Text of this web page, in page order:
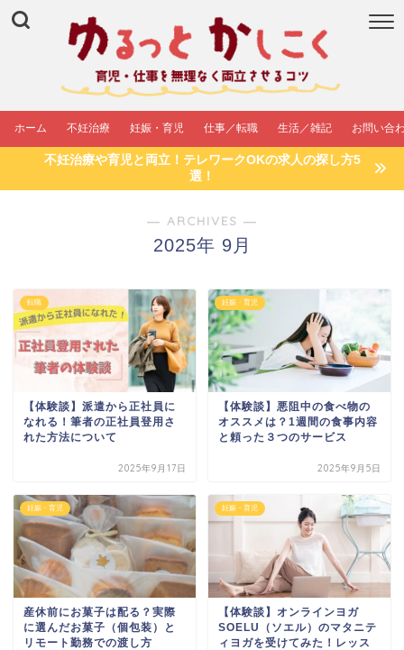
ホーム 不妊治療 妊娠・育児 仕事／転職 生活／雑記 お問い合
不妊治療や育児と両立！テレワークOKの求人の探し方5
選！
― ARCHIVES ―
2025年 9月
転職
【体験談】派遣から正社員に
なれる！筆者の正社員登用さ
れた方法について
2025年9月17日
妊娠・育児
【体験談】悪阻中の食べ物の
オススメは？1週間の食事内容
と頼った３つのサービス
2025年9月5日
妊娠・育児
産休前にお菓子は配る？実際
に選んだお菓子（個包装）と
リモート勤務での渡し方
妊娠・育児
【体験談】オンラインヨガ
SOELU（ソエル）のマタニテ
ィヨガを受けてみた！レッス